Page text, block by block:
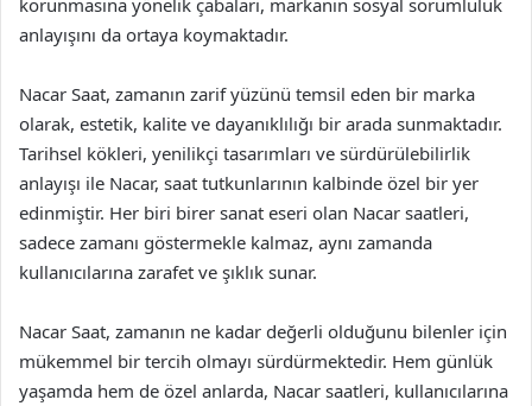
korunmasına yönelik çabaları, markanın sosyal sorumluluk
anlayışını da ortaya koymaktadır.
Nacar Saat, zamanın zarif yüzünü temsil eden bir marka
olarak, estetik, kalite ve dayanıklılığı bir arada sunmaktadır.
Tarihsel kökleri, yenilikçi tasarımları ve sürdürülebilirlik
anlayışı ile Nacar, saat tutkunlarının kalbinde özel bir yer
edinmiştir. Her biri birer sanat eseri olan Nacar saatleri,
sadece zamanı göstermekle kalmaz, aynı zamanda
kullanıcılarına zarafet ve şıklık sunar.
Nacar Saat, zamanın ne kadar değerli olduğunu bilenler için
mükemmel bir tercih olmayı sürdürmektedir. Hem günlük
yaşamda hem de özel anlarda, Nacar saatleri, kullanıcılarına